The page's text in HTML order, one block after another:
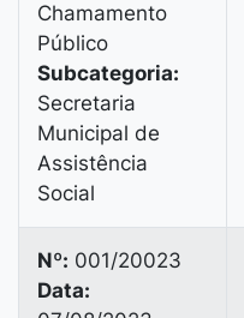
Chamamento
Público
Subcategoria:
Secretaria
Municipal de
Assistência
Social
Nº: 001/20023
Data: